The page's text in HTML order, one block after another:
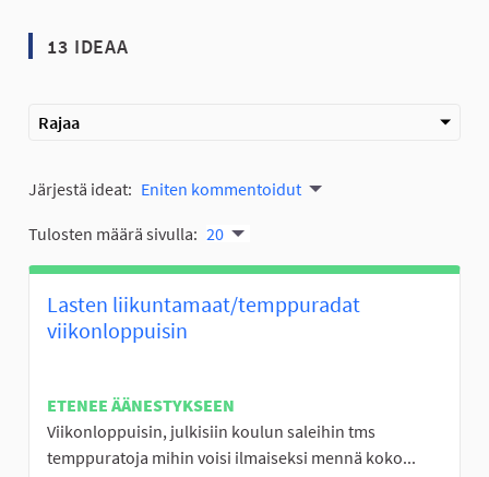
13 IDEAA
Rajaa
Järjestä ideat: Eniten kommentoidut
Tulosten määrä sivulla: 20
Lasten liikuntamaat/temppuradat
viikonloppuisin
ETENEE ÄÄNESTYKSEEN
Viikonloppuisin, julkisiin koulun saleihin tms
temppuratoja mihin voisi ilmaiseksi mennä koko...